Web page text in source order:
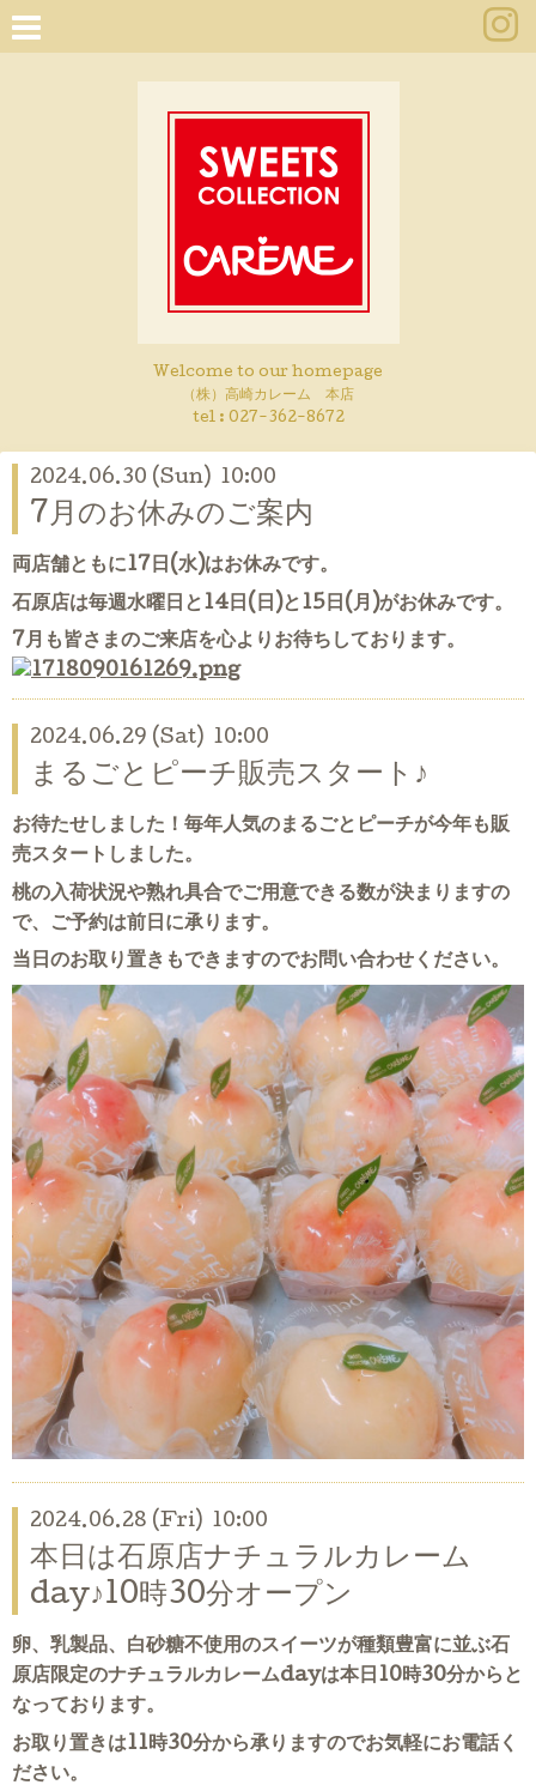
Welcome to our homepage
（株）高崎カレーム 本店
tel : 027-362-8672
2024.06.30 (Sun) 10:00
7月のお休みのご案内
両店舗ともに17日(水)はお休みです。
石原店は毎週水曜日と14日(日)と15日(月)がお休みです。
7月も皆さまのご来店を心よりお待ちしております。
2024.06.29 (Sat) 10:00
まるごとピーチ販売スタート♪
お待たせしました！毎年人気のまるごとピーチが今年も販
売スタートしました。
桃の入荷状況や熟れ具合でご用意できる数が決まりますの
で、ご予約は前日に承ります。
当日のお取り置きもできますのでお問い合わせください。
2024.06.28 (Fri) 10:00
本日は石原店ナチュラルカレーム
day♪10時30分オープン
卵、乳製品、白砂糖不使用のスイーツが種類豊富に並ぶ石
原店限定のナチュラルカレームdayは本日10時30分からと
なっております。
お取り置きは11時30分から承りますのでお気軽にお電話く
ださい。